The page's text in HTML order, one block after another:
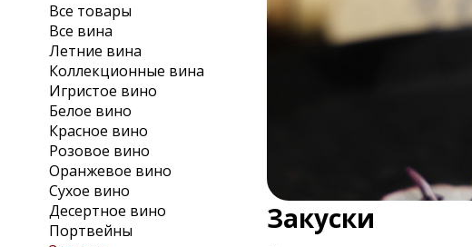
Все товары
Все вина
Летние вина
Коллекционные вина
Игристое вино
Белое вино
Красное вино
Розовое вино
Оранжевое вино
Сухое вино
Десертное вино
Портвейны
Закуски